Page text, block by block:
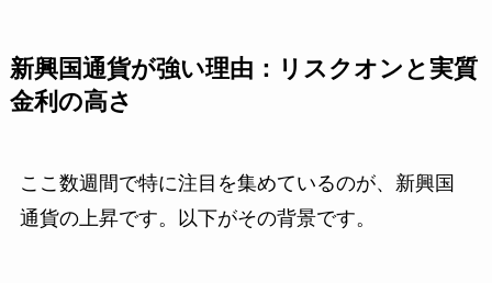
新興国通貨が強い理由：リスクオンと実質
金利の高さ
ここ数週間で特に注目を集めているのが、新興国
通貨の上昇です。以下がその背景です。